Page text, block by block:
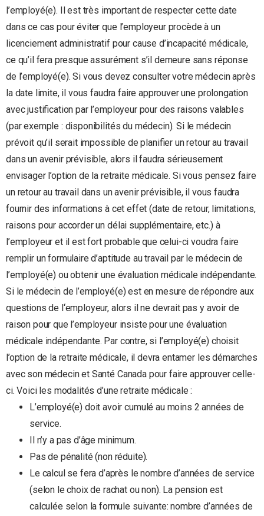
l’employé(e). Il est très important de respecter cette date
dans ce cas pour éviter que l’employeur procède à un
licenciement administratif pour cause d’incapacité médicale,
ce qu’il fera presque assurément s’il demeure sans réponse
de l’employé(e). Si vous devez consulter votre médecin après
la date limite, il vous faudra faire approuver une prolongation
avec justification par l’employeur pour des raisons valables
(par exemple : disponibilités du médecin). Si le médecin
prévoit qu’il serait impossible de planifier un retour au travail
dans un avenir prévisible, alors il faudra sérieusement
envisager l’option de la retraite médicale. Si vous pensez faire
un retour au travail dans un avenir prévisible, il vous faudra
fournir des informations à cet effet (date de retour, limitations,
raisons pour accorder un délai supplémentaire, etc.) à
l’employeur et il est fort probable que celui-ci voudra faire
remplir un formulaire d’aptitude au travail par le médecin de
l’employé(e) ou obtenir une évaluation médicale indépendante.
Si le médecin de l’employé(e) est en mesure de répondre aux
questions de l‘employeur, alors il ne devrait pas y avoir de
raison pour que l’employeur insiste pour une évaluation
médicale indépendante. Par contre, si l’employé(e) choisit
l’option de la retraite médicale, il devra entamer les démarches
avec son médecin et Santé Canada pour faire approuver celle-
ci. Voici les modalités d’une retraite médicale :
L’employé(e) doit avoir cumulé au moins 2 années de
service.
Il n’y a pas d’âge minimum.
Pas de pénalité (non réduite).
Le calcul se fera d’après le nombre d’années de service
(selon le choix de rachat ou non). La pension est
calculée selon la formule suivante: nombre d’années de